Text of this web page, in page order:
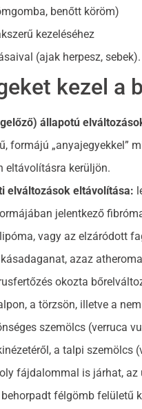
benőtt köröm)
kezeléséhez
(ajak herpesz, sebek).
kezel a
állapotú
formájú „anyajegyekkel”
eltávolításra kerüljön.
elváltozások eltávolítása:
jelentkező
vagy az elzáródott
azaz
okozta
a törzsön, illetve a
szemölcs (verruca
a talpi szemölcs
fájdalommal is járhat,
félgömb felületű